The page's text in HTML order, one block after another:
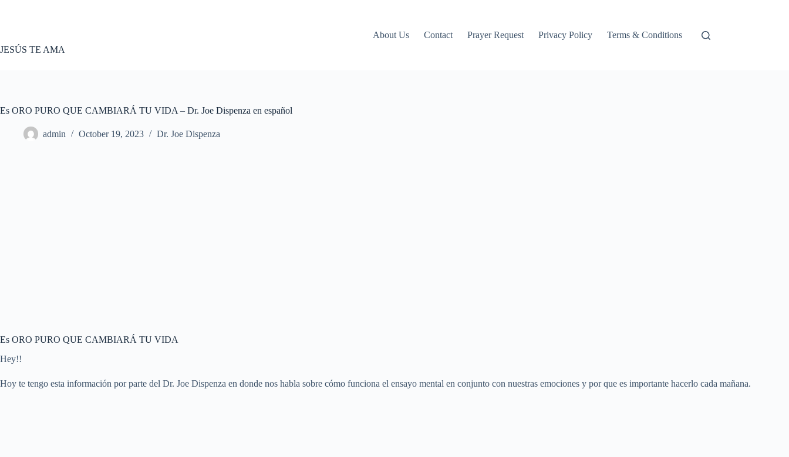
JESÚS TE AMA
About Us Contact Prayer Request Privacy Policy Terms & Conditions
Es ORO PURO QUE CAMBIARÁ TU VIDA – Dr. Joe Dispenza en español
admin October 19, 2023 Dr. Joe Dispenza
Es ORO PURO QUE CAMBIARÁ TU VIDA
Hey!!
Hoy te tengo esta información por parte del Dr. Joe Dispenza en donde nos habla sobre cómo funciona el ensayo mental en conjunto con nuestras emociones y por que es importante hacerlo cada mañana.